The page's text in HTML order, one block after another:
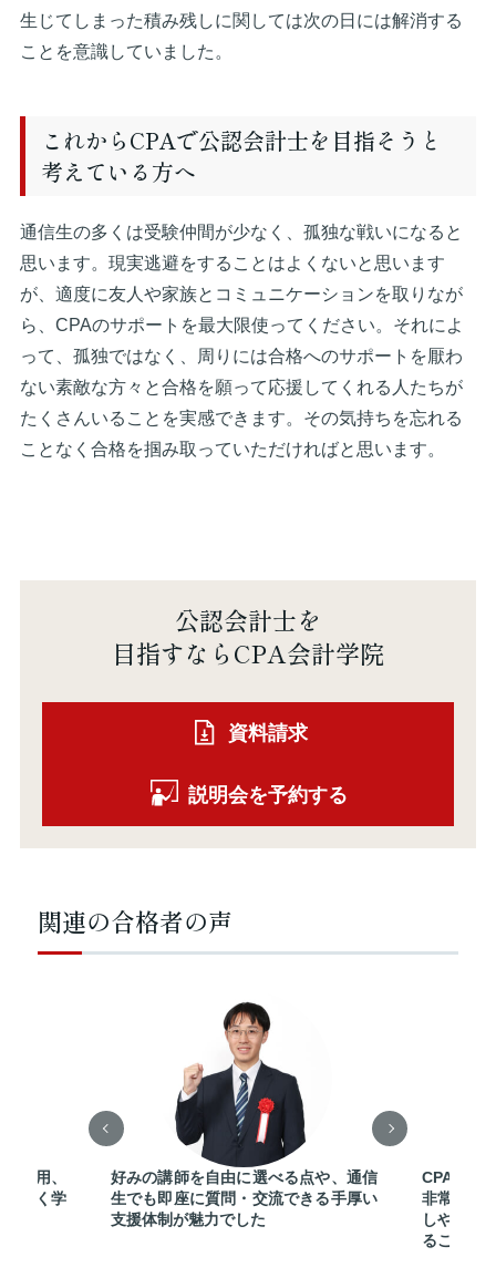
生じてしまった積み残しに関しては次の日には解消する
ことを意識していました。
これからCPAで公認会計士を目指そうと
考えている方へ
通信生の多くは受験仲間が少なく、孤独な戦いになると
思います。現実逃避をすることはよくないと思います
が、適度に友人や家族とコミュニケーションを取りなが
ら、CPAのサポートを最大限使ってください。それによ
って、孤独ではなく、周りには合格へのサポートを厭わ
ない素敵な方々と合格を願って応援してくれる人たちが
たくさんいることを実感できます。その気持ちを忘れる
ことなく合格を掴み取っていただければと思います。
公認会計士を
目指すならCPA会計学院
資料請求
説明会を予約する
関連の合格者の声
活用、
なく学
好みの講師を自由に選べる点や、通信
生でも即座に質問・交流できる手厚い
支援体制が魅力でした
CPAのテ
非常に明
しやすか
ることが